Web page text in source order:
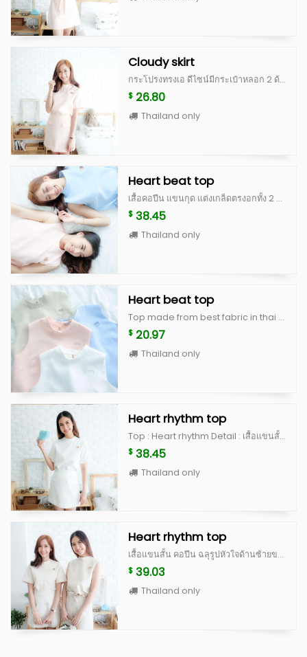
Cloudy skirt
กระโปรงทรงเอ ดีไซน์มีกระเป๋าหลอก 2 ด้าน ตกแต่งรอยหยักที่ชายกระโปรง ทำให้ดูน่ารัก กุ๊กกิ๊ก ไม่เรียบจนเกินไป สามารถใส่ไปทำงาน หรือใส่ไปเที่ยวได้ค่ะ ตัวกระโปรงเก็บทรงสวย มีซิปซ่อนด้านหลัง ทำจากผ้านำเข้าเนื้อดี มีซับในและอัดกาวเต็มตัว คัดติ้งเนี้ยบ การันตีว่าได้ไปไม่ผิดหวังจริงๆค่ะ Color : white, peach, blue, beige scott (limited) **สำหรับสี beige scott จะเป็นผ้าญี่ปุ่นสั่งนำเข้าพิเศษ ลอตแรกมีจำนวนไม่เยอะค่ะ ^^ Size S : เอว 25” สะโพก 36” ยาว 15” Size M : เอว 26” สะโพก 37” ยาว 15”
$ 26.80
Thailand only
Heart beat top
เสื้อคอปีน แขนกุด แต่งเกล็ดตรงอกทั้ง 2 ข้างให้ดูไม่เรียบจนเกินไป ฉลุรูปหัวใจด้านซ้ายของหน้าอก เป็นงานละเอียด ด้านหลังเป็นกระดุมปั้ม น่ารักมากๆ ตัวนี้เป็น signature ของทางร้าน ตัวเสื้อทำจากผ้านำเข้าเนื้อดี มีซับในและอัดกาวเต็มตัว คัดติ้งเนี้ยบสุดๆ ได้ไปรับรองไม่ผิดหวังจริงๆค่ะ Color : white, peach, blue, beige scott (limited) **สำหรับสี beige scott จะเป็นผ้าญี่ปุ่นสั่งนำเข้าพิเศษ ลอตแรกมีจำนวนไม่เยอะค่ะ ^^ Size : อก 36” ยาว 18”
$ 38.45
Thailand only
Heart beat top
Top made from best fabric in thai with high quality cutting, this is signature of my brand color : white, peach, blue, beige scott (limited) size : beast 36" lenght 18"
$ 20.97
Thailand only
Heart rhythm top
Top : Heart rhythm Detail : เสื้อแขนสั้น คอปีน ฉลุรูปหัวใจด้านซ้ายของหน้าอก ด้านหลังเป็นกระดุมปั้ม ดีไซน์น่ารักสุดๆ เป็น signature ของทางร้าน ตัวเสื้อทำจากผ้านำเข้าเนื้อดี มีซับในและอัดกาวเต็มตัว คัดติ้งเนี้ยบ ไม่อยากให้พลาดจริงๆค่ะตัวนี้ มีจำนวนจำกัดนะคะ Color : white, peach, blue, beige scott (limited) **สำหรับสี beige scott จะเป็นผ้าญี่ปุ่นสั่งนำเข้าพิเศษ ลอตแรกมีจำนวนไม่เยอะค่ะ ^^ Size : อก 36” ยาว 20” แขนเสื้อยาว 8.5”
$ 38.45
Thailand only
Heart rhythm top
เสื้อแขนสั้น คอปีน ฉลุรูปหัวใจด้านซ้ายของหน้าอก ด้านหลังเป็นกระดุมปั้ม ดีไซน์น่ารักสุดๆ เป็น signature ของทางร้าน ตัวเสื้อทำจากผ้านำเข้าเนื้อดี มีซับในและอัดกาวเต็มตัว คัดติ้งเนี้ยบ ไม่อยากให้พลาดจริงๆค่ะตัวนี้ มีจำนวนจำกัดนะคะ Color : white, peach, blue, beige scott (limited) **สำหรับสี beige scott จะเป็นผ้าญี่ปุ่นสั่งนำเข้าพิเศษ ลอตแรกมีจำนวนไม่เยอะค่ะ ^^ Size : อก 36” ยาว 20” แขนเสื้อยาว 8.5”
$ 39.03
Thailand only